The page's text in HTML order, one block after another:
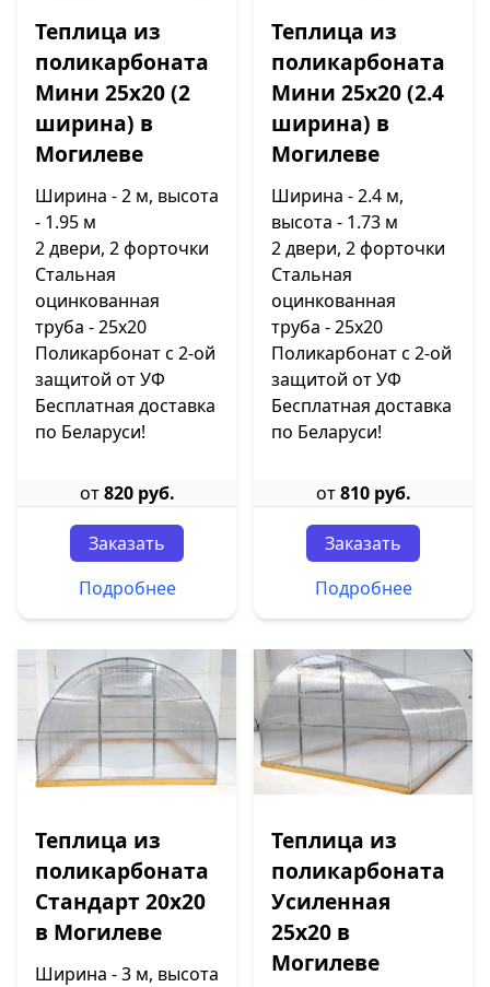
Теплица из
поликарбоната
Мини 25х20 (2
ширина) в
Могилеве
Ширина - 2 м, высота
- 1.95 м
2 двери, 2 форточки
Стальная
оцинкованная
труба - 25х20
Поликарбонат с 2-ой
защитой от УФ
Бесплатная доставка
по Беларуси!
от820 руб.
Заказать
Подробнее
Теплица из
поликарбоната
Мини 25х20 (2.4
ширина) в
Могилеве
Ширина - 2.4 м,
высота - 1.73 м
2 двери, 2 форточки
Стальная
оцинкованная
труба - 25х20
Поликарбонат с 2-ой
защитой от УФ
Бесплатная доставка
по Беларуси!
от810 руб.
Заказать
Подробнее
Теплица из
поликарбоната
Стандарт 20х20
в Могилеве
Ширина - 3 м, высота
Теплица из
поликарбоната
Усиленная
25х20 в
Могилеве